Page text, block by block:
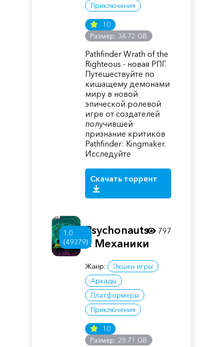
Приключения
10
Размер: 34.72 GB
Pathfinder Wrath of the
Righteous - новая РПГ.
Путешествуйте по
кишащему демонами
миру в новой
эпической ролевой
игре от создателей
получившей
признание критиков
Pathfinder: Kingmaker.
Исследуйте
Скачать торрент
1.0
(49379)
Psychonauts
2 Механики
Жанр:
Экшен игры
Аркады
Платформеры
Приключения
10
Размер: 28.71 GB
797